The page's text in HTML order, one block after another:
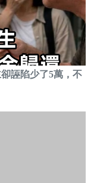
誣陷少了5萬，不